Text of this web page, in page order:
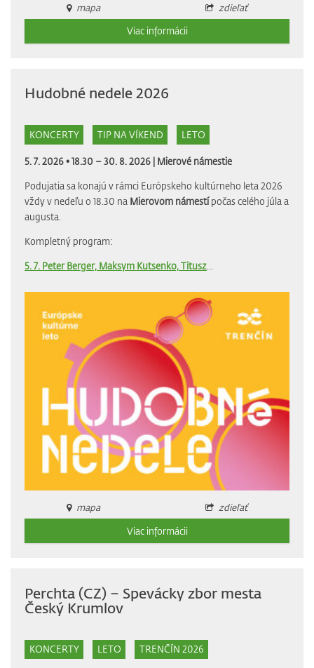
mapa
zdieľať
Viac informácii
Hudobné nedele 2026
KONCERTY TIP NA VÍKEND LETO
5. 7. 2026 • 18.30 – 30. 8. 2026 | Mierové námestie
Podujatia sa konajú v rámci Európskeho kultúrneho leta 2026
vždy v nedeľu o 18.30 na Mierovom námestípočas celého júla a
augusta.
Kompletný program:
5. 7. Peter Berger, Maksym Kutsenko, Titusz
mapa
zdieľať
Viac informácii
Perchta (CZ) – Spevácky zbor mesta
Český Krumlov
KONCERTY LETO TRENČÍN 2026